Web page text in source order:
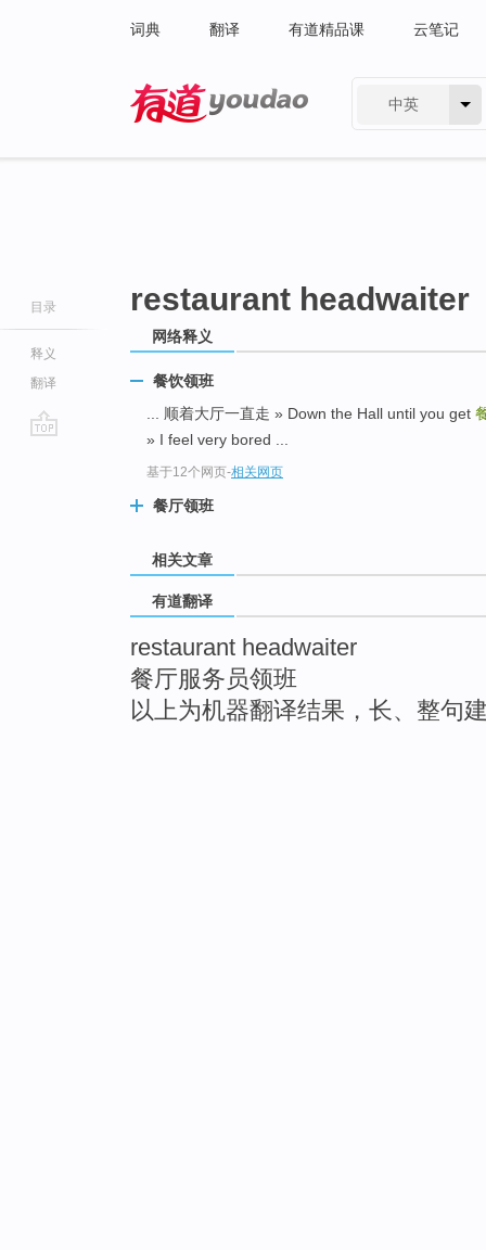
词典 翻译 有道精品课 云笔记
中英
目录
释义
翻译
restaurant headwaiter
网络释义
餐饮领班
... 顺着大厅一直走 » Down the Hall until you get
» I feel very bored ...
基于12个网页-相关网页
餐厅领班
相关文章
有道翻译
restaurant headwaiter
餐厅服务员领班
以上为机器翻译结果，长、整句